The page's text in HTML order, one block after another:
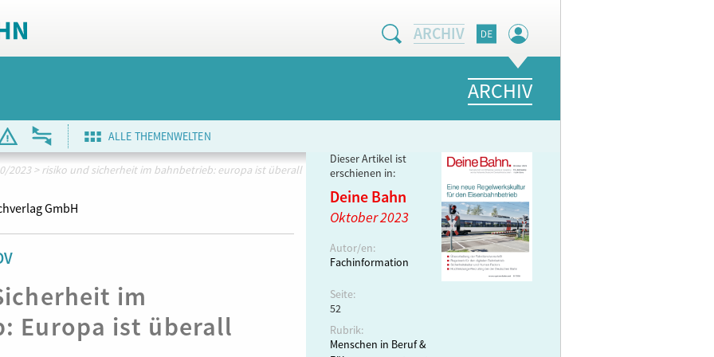
ARCHIV
ARCHIV
ALLE THEMENWELTEN
2023 >risiko und sicherheit im bahnbetrieb: europa ist überall
GmbH
im
Europa ist überall
Dieser Artikel ist
erschienen in:
Deine Bahn
Oktober 2023
Autor/en:
Fachinformation
Seite:
52
Rubrik:
Menschen in Beruf &